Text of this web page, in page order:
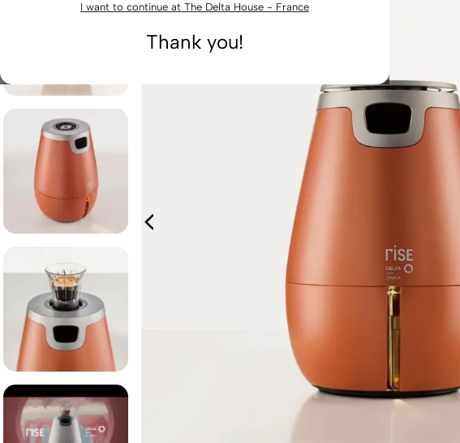
I want to continue at The Delta House - France
Thank you!